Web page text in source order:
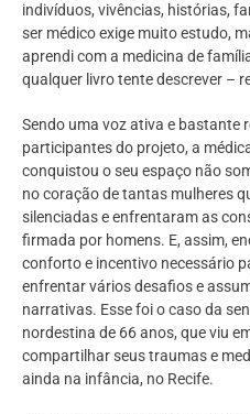
indivíduos, vivências, histórias,
ser médico exige muito estudo,
aprendi com a medicina de
qualquer livro tente descrever –
Sendo uma voz ativa e bastante
participantes do projeto, a
conquistou o seu espaço não
no coração de tantas mulheres
silenciadas e enfrentaram as
firmada por homens. E, assim,
conforto e incentivo necessário
enfrentar vários desafios e
narrativas. Esse foi o caso da
nordestina de 66 anos, que viu
compartilhar seus traumas e
ainda na infância, no Recife.